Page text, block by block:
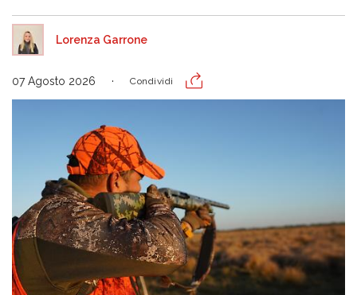
Lorenza Garrone
07 Agosto 2026 Condividi